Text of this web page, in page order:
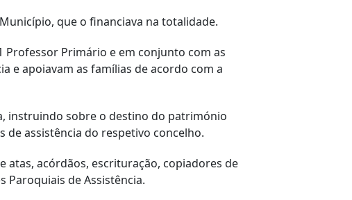
que o financiava na totalidade.
Professor Primário e em conjunto com as
e apoiavam as famílias de acordo com a
instruindo sobre o destino do património
assistência do respetivo concelho.
acórdãos, escrituração, copiadores de
Paroquiais de Assistência.